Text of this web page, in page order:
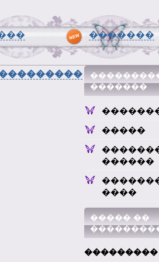
�������
�������
�����
������
����
����� ��
���������